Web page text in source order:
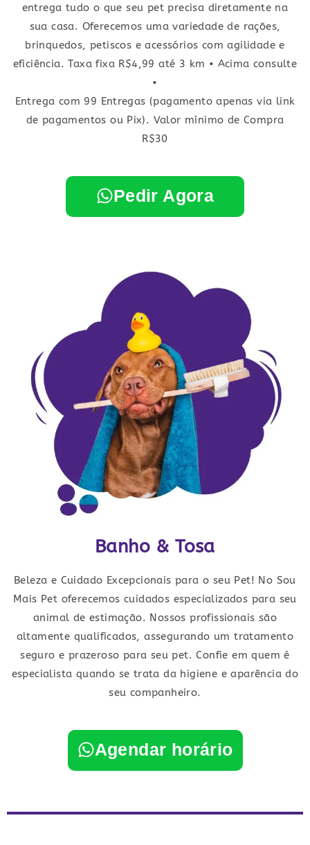
entrega tudo o que seu pet precisa diretamente na
sua casa. Oferecemos uma variedade de rações,
brinquedos, petiscos e acessórios com agilidade e
eficiência. Taxa fixa R$4,99 até 3 km • Acima consulte
•
Entrega com 99 Entregas (pagamento apenas via link
de pagamentos ou Pix). Valor mínimo de Compra
R$30
Pedir Agora
Banho & Tosa
Beleza e Cuidado Excepcionais para o seu Pet! No Sou
Mais Pet oferecemos cuidados especializados para seu
animal de estimação. Nossos profissionais são
altamente qualificados, assegurando um tratamento
seguro e prazeroso para seu pet. Confie em quem é
especialista quando se trata da higiene e aparência do
seu companheiro.
Agendar horário